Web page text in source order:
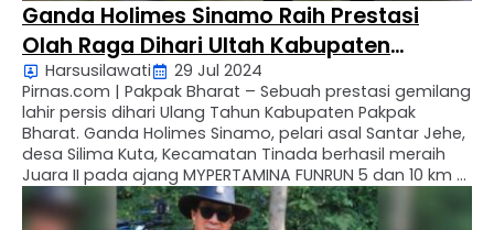
Ganda Holimes Sinamo Raih Prestasi
Olah Raga Dihari Ultah Kabupaten
Pakpak Bharat
Harsusilawati
29 Jul 2024
Pirnas.com | Pakpak Bharat – Sebuah prestasi gemilang
lahir persis dihari Ulang Tahun Kabupaten Pakpak
Bharat. Ganda Holimes Sinamo, pelari asal Santar Jehe,
desa Silima Kuta, Kecamatan Tinada berhasil meraih
Juara II pada ajang MYPERTAMINA FUNRUN 5 dan 10 km di
Kota Banda Aceh 28juli 2024 hari yang bersamaan
dengan hari jadi Kabupaten Pakpak Bharat …